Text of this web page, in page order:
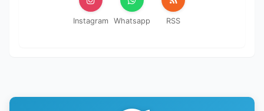
Instagram Whatsapp RSS